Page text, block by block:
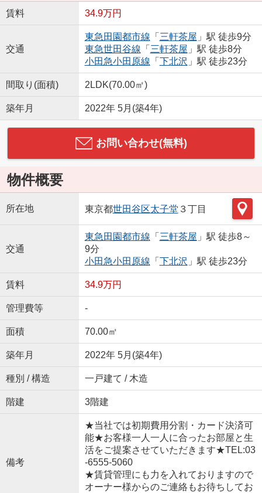
賃料 34.9万円
交通
東急田園都市線 「 三軒茶屋 」駅 徒歩9分
東急世田谷線 「 三軒茶屋 」駅 徒歩8分
小田急小田原線 「 下北沢 」駅 徒歩23分
間取り(面積) 2LDK(70.00㎡)
築年月 2022年 5月(築4年)
お問い合わせ(無料)
物件概要
所在地 東京都世田谷区太子堂 ３丁目
交通
東急田園都市線 「 三軒茶屋 」駅 徒歩8～
9分
小田急小田原線 「 下北沢 」駅 徒歩23分
賃料 34.9万円
管理費等 -
面積 70.00㎡
築年月 2022年 5月(築4年)
種別 / 構造 一戸建て / 木造
階建 3階建
備考
★当社では初期費用分割・カード決済可
能★お客様一人一人に合ったお部屋と生
活をご提案させていただきます★TEL:03
-6555-5060
★賃貸管理にも力を入れておりますので
オーナー様からのご連絡もお待ちしてお